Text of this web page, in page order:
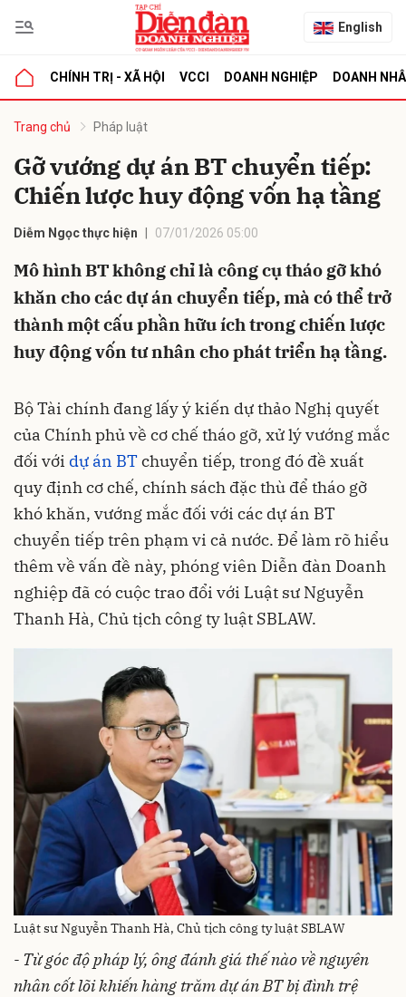
English
CHÍNH TRỊ - XÃ HỘI VCCI DOANH NGHIỆP DOANH
Trang chủ Pháp luật
Gỡ vướng dự án BT chuyển tiếp:
Chiến lược huy động vốn hạ tầng
Diễm Ngọc thực hiện 07/01/2026 05:00
Mô hình BT không chỉ là công cụ tháo gỡ khó
khăn cho các dự án chuyển tiếp, mà có thể trở
thành một cấu phần hữu ích trong chiến lược
huy động vốn tư nhân cho phát triển hạ tầng.
Bộ Tài chính đang lấy ý kiến dự thảo Nghị quyết
của Chính phủ về cơ chế tháo gỡ, xử lý vướng mắc
đối với dự án BTchuyển tiếp, trong đó đề xuất
quy định cơ chế, chính sách đặc thù để tháo gỡ
khó khăn, vướng mắc đối với các dự án BT
chuyển tiếp trên phạm vi cả nước. Để làm rõ hiểu
thêm về vấn đề này, phóng viên Diễn đàn Doanh
nghiệp đã có cuộc trao đổi với Luật sư Nguyễn
Thanh Hà, Chủ tịch công ty luật SBLAW.
Luật sư Nguyễn Thanh Hà, Chủ tịch công ty luật SBLAW
- Từ góc độ pháp lý, ông đánh giá thế nào về nguyên
nhân cốt lõi khiến hàng trăm dự án BT bị đình trệ
luận
Hủy